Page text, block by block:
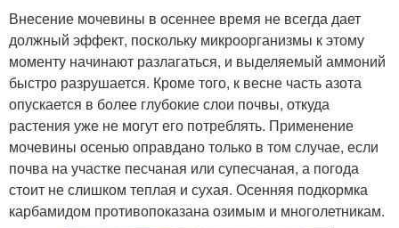
Внесение мочевины в осеннее время не всегда дает
должный эффект, поскольку микроорганизмы к этому
моменту начинают разлагаться, и выделяемый аммоний
быстро разрушается. Кроме того, к весне часть азота
опускается в более глубокие слои почвы, откуда
растения уже не могут его потреблять. Применение
мочевины осенью оправдано только в том случае, если
почва на участке песчаная или супесчаная, а погода
стоит не слишком теплая и сухая. Осенняя подкормка
карбамидом противопоказана озимым и многолетникам.